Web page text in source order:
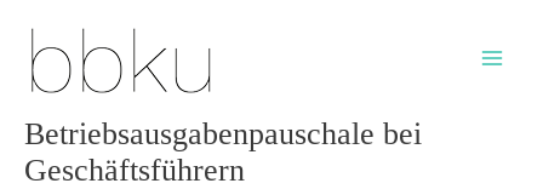
content
Betriebsausgabenpauschale bei
Geschäftsführern
navigation